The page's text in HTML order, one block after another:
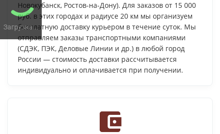
Загрузка...
Новокубанск, Ростов-на-Дону). Для заказов от 15 000
руб. в этих городах и радиусе 20 км мы организуем
бесплатную доставку курьером в течение суток. Мы
отправляем заказы транспортными компаниями
(СДЭК, ПЭК, Деловые Линии и др.) в любой город
России — стоимость доставки рассчитывается
индивидуально и оплачивается при получении.